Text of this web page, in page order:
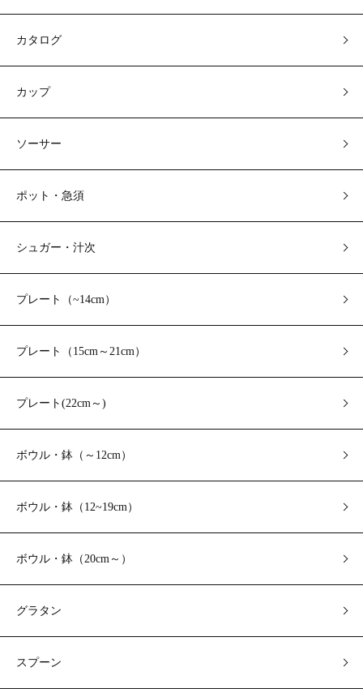
カタログ
カップ
ソーサー
ポット・急須
シュガー・汁次
プレート（~14cm）
プレート（15cm～21cm）
プレート(22cm～)
ボウル・鉢（～12cm）
ボウル・鉢（12~19cm）
ボウル・鉢（20cm～）
グラタン
スプーン